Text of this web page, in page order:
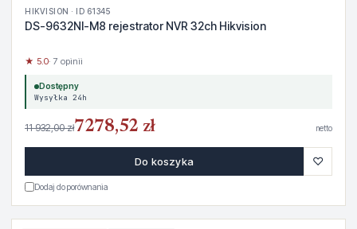
HIKVISION · ID 61345
DS-9632NI-M8 rejestrator NVR 32ch Hikvision
★ 5.0· 7 opinii
Dostępny
Wysyłka 24h
11 932,00 zł7278,52 zł netto
Do koszyka ♡
Dodaj do porównania